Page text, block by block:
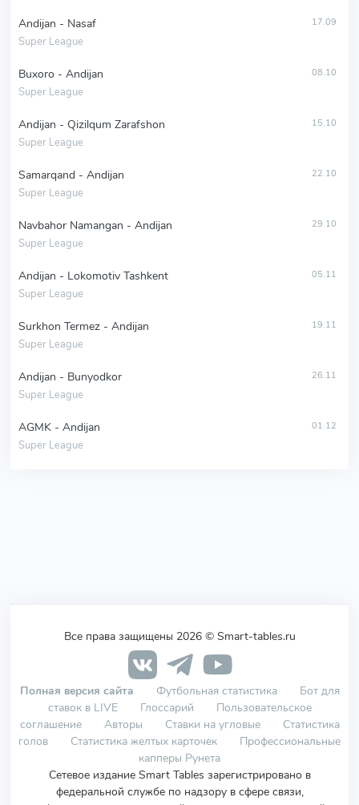
Andijan - Nasaf
Super League
17.09
Buxoro - Andijan
Super League
08.10
Andijan - Qizilqum Zarafshon
Super League
15.10
Samarqand - Andijan
Super League
22.10
Navbahor Namangan - Andijan
Super League
29.10
Andijan - Lokomotiv Tashkent
Super League
05.11
Surkhon Termez - Andijan
Super League
19.11
Andijan - Bunyodkor
Super League
26.11
AGMK - Andijan
Super League
01.12
Все права защищены 2026 © Smart-tables.ru
Полная версия сайта Футбольная статистика
Бот для
ставок в LIVE
Глоссарий
Пользовательское
соглашение
Авторы Ставки на угловые
Статистика
голов
Статистика желтых карточек
Профессиональные
капперы Рунета
Сетевое издание Smart Tables зарегистрировано в
федеральной службе по надзору в сфере связи,